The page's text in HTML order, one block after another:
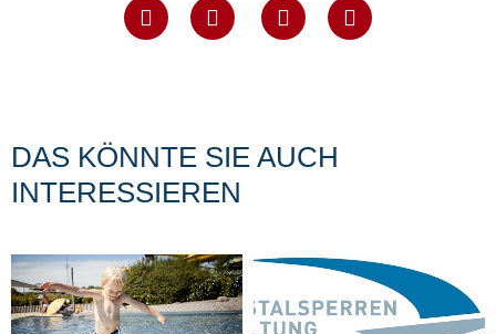
DAS KÖNNTE SIE AUCH
INTERESSIEREN